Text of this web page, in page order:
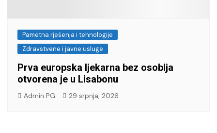
Pametna rješenja i tehnologije
Zdravstvene i javne usluge
Prva europska ljekarna bez osoblja
otvorena je u Lisabonu
Admin PG 29 srpnja, 2026